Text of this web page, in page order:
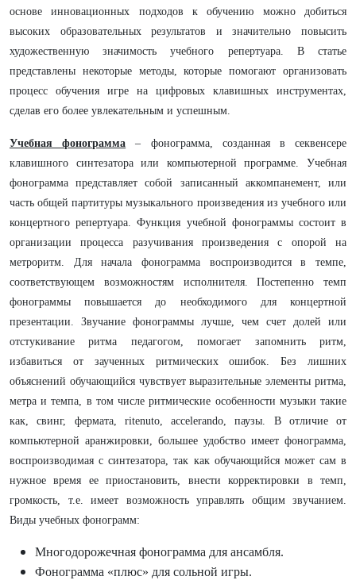
основе инновационных подходов к обучению можно добиться
высоких образовательных результатов и значительно повысить
художественную значимость учебного репертуара. В статье
представлены некоторые методы, которые помогают организовать
процесс обучения игре на цифровых клавишных инструментах,
сделав его более увлекательным и успешным.
Учебная фонограмма – фонограмма, созданная в секвенсере
клавишного синтезатора или компьютерной программе. Учебная
фонограмма представляет собой записанный аккомпанемент, или
часть общей партитуры музыкального произведения из учебного или
концертного репертуара. Функция учебной фонограммы состоит в
организации процесса разучивания произведения с опорой на
метроритм. Для начала фонограмма воспроизводится в темпе,
соответствующем возможностям исполнителя. Постепенно темп
фонограммы повышается до необходимого для концертной
презентации. Звучание фонограммы лучше, чем счет долей или
отстукивание ритма педагогом, помогает запомнить ритм,
избавиться от заученных ритмических ошибок. Без лишних
объяснений обучающийся чувствует выразительные элементы ритма,
метра и темпа, в том числе ритмические особенности музыки такие
как, свинг, фермата, ritenuto, accelerando, паузы. В отличие от
компьютерной аранжировки, большее удобство имеет фонограмма,
воспроизводимая с синтезатора, так как обучающийся может сам в
нужное время ее приостановить, внести корректировки в темп,
громкость, т.е. имеет возможность управлять общим звучанием.
Виды учебных фонограмм:
Многодорожечная фонограмма для ансамбля.
Фонограмма «плюс» для сольной игры.